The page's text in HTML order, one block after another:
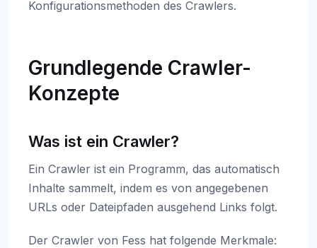
Konfigurationsmethoden des Crawlers.
Grundlegende Crawler-
Konzepte
Was ist ein Crawler?
Ein Crawler ist ein Programm, das automatisch
Inhalte sammelt, indem es von angegebenen
URLs oder Dateipfaden ausgehend Links folgt.
Der Crawler von Fess hat folgende Merkmale: